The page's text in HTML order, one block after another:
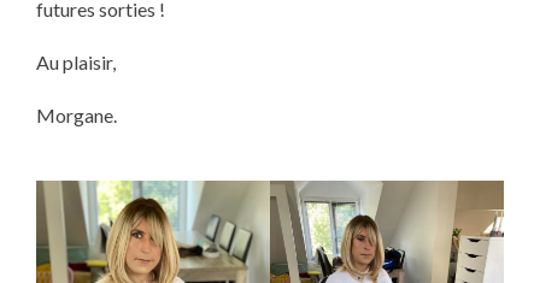
futures sorties !
Au plaisir,
Morgane.